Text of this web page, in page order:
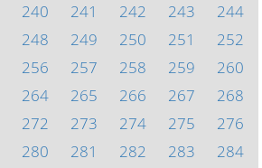
240 241 242 243
244
248 249 250 251
252
256 257 258 259
260
264 265 266 267
268
272 273 274 275
276
280 281 282 283
284